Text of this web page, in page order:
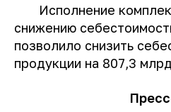
Исполнение
снижению
позволило снизить
продукции на 807,3
Пресс